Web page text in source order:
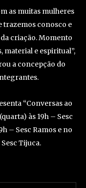
as muitas mulheres
trazemos conosco e
criação. Momento
material e espiritual”,
a concepção do
“Conversas ao
às 19h – Sesc
– Sesc Ramos e no
Tijuca.